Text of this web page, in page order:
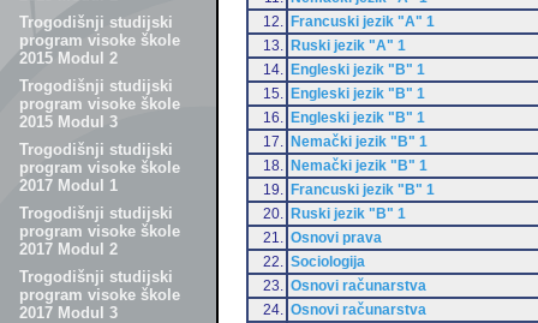
Trogodišnji studijski
program visoke škole
2015 Modul 2
Trogodišnji studijski
program visoke škole
2015 Modul 3
Trogodišnji studijski
program visoke škole
2017 Modul 1
Trogodišnji studijski
program visoke škole
2017 Modul 2
Trogodišnji studijski
program visoke škole
2017 Modul 3
12.
Francuski jezik "A" 1
13.
Ruski jezik "A" 1
14.
Engleski jezik "B" 1
15.
Engleski jezik "B" 1
16.
Engleski jezik "B" 1
17.
Nemački jezik "B" 1
18.
Nemački jezik "B" 1
19.
Francuski jezik "B" 1
20.
Ruski jezik "B" 1
21.
Osnovi prava
22.
Sociologija
23.
Osnovi računarstva
24.
Osnovi računarstva